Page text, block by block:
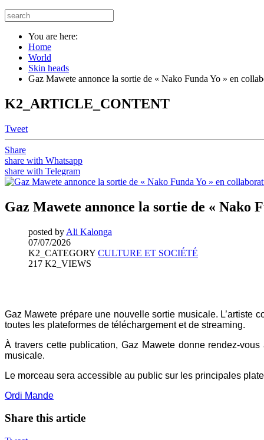
You are here:
Home
World
Skin heads
Gaz Mawete annonce la sortie de « Nako Funda Yo » en
K2_ARTICLE_CONTENT
Tweet
Share
share with Whatsapp
share with Telegram
Gaz Mawete annonce la sortie de « Nako
posted by Ali Kalonga
07/07/2026
K2_CATEGORY CULTURE ET SOCIÉTÉ
217 K2_VIEWS
Gaz Mawete prépare une nouvelle sortie musicale. L’artiste
toutes les plateformes de téléchargement et de streaming.
À travers cette publication, Gaz Mawete donne rendez-
musicale.
Le morceau sera accessible au public sur les principales
Ordi Mande
Share this article